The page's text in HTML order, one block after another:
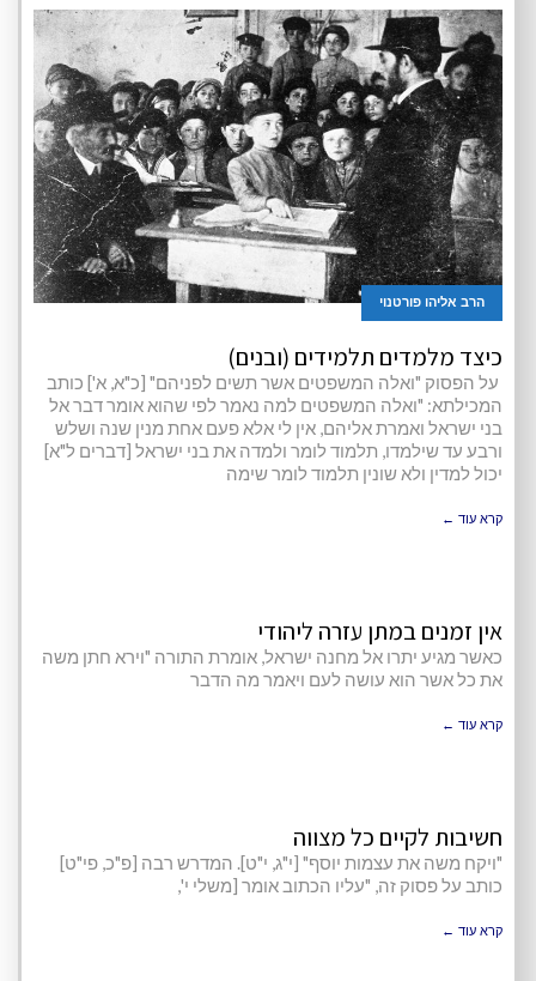
הרב אליהו פורטנוי
כיצד מלמדים תלמידים (ובנים)
על הפסוק "ואלה המשפטים אשר תשים לפניהם" [כ"א, א'] כותב
המכילתא: "ואלה המשפטים למה נאמר לפי שהוא אומר דבר אל
בני ישראל ואמרת אליהם, אין לי אלא פעם אחת מנין שנה ושלש
ורבע עד שילמדו, תלמוד לומר ולמדה את בני ישראל [דברים ל"א]
יכול למדין ולא שונין תלמוד לומר שימה
קרא עוד ←
אין זמנים במתן עזרה ליהודי
כאשר מגיע יתרו אל מחנה ישראל, אומרת התורה "וירא חתן משה
את כל אשר הוא עושה לעם ויאמר מה הדבר
קרא עוד ←
חשיבות לקיים כל מצווה
"ויקח משה את עצמות יוסף" [י"ג, י"ט]. המדרש רבה [פ"כ, פי"ט]
כותב על פסוק זה, "עליו הכתוב אומר [משלי י',
קרא עוד ←